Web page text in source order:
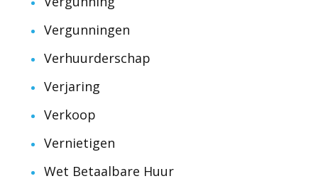
Vergunningen
Verhuurderschap
Verjaring
Verkoop
Vernietigen
Wet Betaalbare Huur